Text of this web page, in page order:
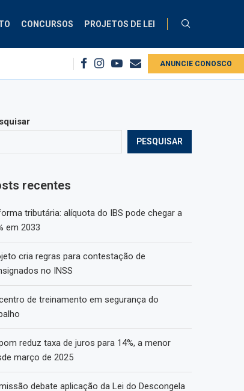
CONCURSOS PROJETOS DE LEI
Comissão debate aplicação da Lei do Descongela para
ANUNCIE CONOSCO
PESQUISAR
recentes
tributária: alíquota do IBS pode chegar a
em 2033
cria regras para contestação de
no INSS
de treinamento em segurança do
reduz taxa de juros para 14%, a menor
março de 2025
debate aplicação da Lei do Descongela